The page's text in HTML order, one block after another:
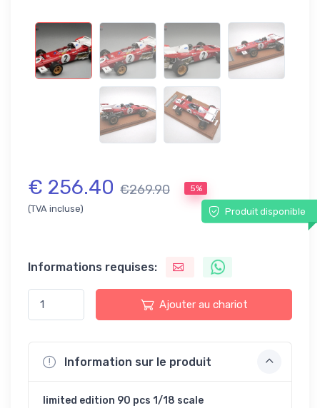
€ 256.40 €269.90 5%
(TVA incluse) Produit disponible
Informations requises:
Ajouter au chariot
Information sur le produit
limited edition 90 pcs 1/18 scale